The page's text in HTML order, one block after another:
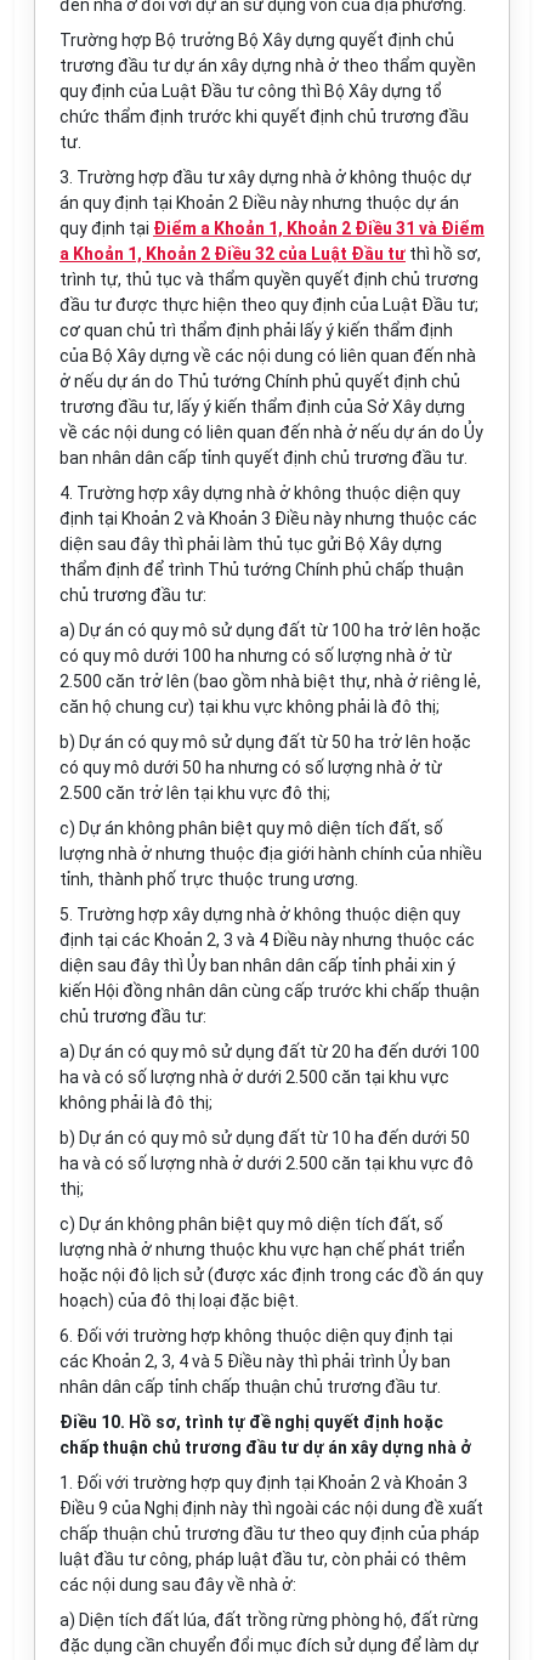
đến nhà ở đối với dự án sử dụng vốn của địa phương.
Trường hợp Bộ trưởng Bộ Xây dựng quyết định chủ
trương đầu tư dự án xây dựng nhà ở theo thẩm quyền
quy định của Luật Đầu tư công thì Bộ Xây dựng tổ
chức thẩm định trước khi quyết định chủ trương đầu
tư.
3. Trường hợp đầu tư xây dựng nhà ở không thuộc dự
án quy định tại Khoản 2 Điều này nhưng thuộc dự án
quy định tại Điểm a Khoản 1, Khoản 2 Điều 31 và Điểm
a Khoản 1, Khoản 2 Điều 32 của Luật Đầu tư thì hồ sơ,
trình tự, thủ tục và thẩm quyền quyết định chủ trương
đầu tư được thực hiện theo quy định của Luật Đầu tư;
cơ quan chủ trì thẩm định phải lấy ý kiến thẩm định
của Bộ Xây dựng về các nội dung có liên quan đến nhà
ở nếu dự án do Thủ tướng Chính phủ quyết định chủ
trương đầu tư, lấy ý kiến thẩm định của Sở Xây dựng
về các nội dung có liên quan đến nhà ở nếu dự án do Ủy
ban nhân dân cấp tỉnh quyết định chủ trương đầu tư.
4. Trường hợp xây dựng nhà ở không thuộc diện quy
định tại Khoản 2 và Khoản 3 Điều này nhưng thuộc các
diện sau đây thì phải làm thủ tục gửi Bộ Xây dựng
thẩm định để trình Thủ tướng Chính phủ chấp thuận
chủ trương đầu tư:
a) Dự án có quy mô sử dụng đất từ 100 ha trở lên hoặc
có quy mô dưới 100 ha nhưng có số lượng nhà ở từ
2.500 căn trở lên (bao gồm nhà biệt thự, nhà ở riêng lẻ,
căn hộ chung cư) tại khu vực không phải là đô thị;
b) Dự án có quy mô sử dụng đất từ 50 ha trở lên hoặc
có quy mô dưới 50 ha nhưng có số lượng nhà ở từ
2.500 căn trở lên tại khu vực đô thị;
c) Dự án không phân biệt quy mô diện tích đất, số
lượng nhà ở nhưng thuộc địa giới hành chính của nhiều
tỉnh, thành phố trực thuộc trung ương.
5. Trường hợp xây dựng nhà ở không thuộc diện quy
định tại các Khoản 2, 3 và 4 Điều này nhưng thuộc các
diện sau đây thì Ủy ban nhân dân cấp tỉnh phải xin ý
kiến Hội đồng nhân dân cùng cấp trước khi chấp thuận
chủ trương đầu tư:
a) Dự án có quy mô sử dụng đất từ 20 ha đến dưới 100
ha và có số lượng nhà ở dưới 2.500 căn tại khu vực
không phải là đô thị;
b) Dự án có quy mô sử dụng đất từ 10 ha đến dưới 50
ha và có số lượng nhà ở dưới 2.500 căn tại khu vực đô
thị;
c) Dự án không phân biệt quy mô diện tích đất, số
lượng nhà ở nhưng thuộc khu vực hạn chế phát triển
hoặc nội đô lịch sử (được xác định trong các đồ án quy
hoạch) của đô thị loại đặc biệt.
6. Đối với trường hợp không thuộc diện quy định tại
các Khoản 2, 3, 4 và 5 Điều này thì phải trình Ủy ban
nhân dân cấp tỉnh chấp thuận chủ trương đầu tư.
Điều 10. Hồ sơ, trình tự đề nghị quyết định hoặc
chấp thuận chủ trương đầu tư dự án xây dựng nhà ở
1. Đối với trường hợp quy định tại Khoản 2 và Khoản 3
Điều 9 của Nghị định này thì ngoài các nội dung đề xuất
chấp thuận chủ trương đầu tư theo quy định của pháp
luật đầu tư công, pháp luật đầu tư, còn phải có thêm
các nội dung sau đây về nhà ở:
a) Diện tích đất lúa, đất trồng rừng phòng hộ, đất rừng
đặc dụng cần chuyển đổi mục đích sử dụng để làm dự